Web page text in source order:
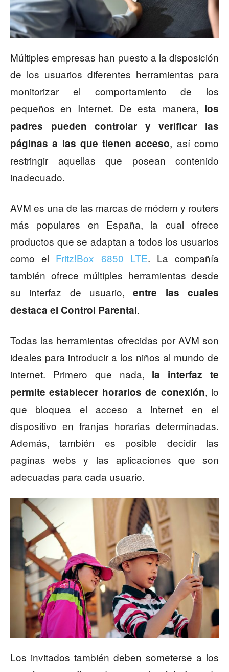
Múltiples empresas han puesto a la disposición
de los usuarios diferentes herramientas para
monitorizar el comportamiento de los
pequeños en Internet. De esta manera, los
padres pueden controlar y verificar las
páginas a las que tienen acceso, así como
restringir aquellas que posean contenido
inadecuado.
AVM es una de las marcas de módem y routers
más populares en España, la cual ofrece
productos que se adaptan a todos los usuarios
como el Fritz!Box 6850 LTE. La compañía
también ofrece múltiples herramientas desde
su interfaz de usuario,entre las cuales
destaca el Control Parental.
Todas las herramientas ofrecidas por AVM son
ideales para introducir a los niños al mundo de
internet. Primero que nada, la interfaz te
permite establecer horarios de conexión, lo
que bloquea el acceso a internet en el
dispositivo en franjas horarias determinadas.
Además, también es posible decidir las
paginas webs y las aplicaciones que son
adecuadas para cada usuario.
Los invitados también deben someterse a los